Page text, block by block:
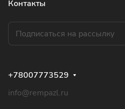
Контакты
+78007773529
info@rempazl.ru